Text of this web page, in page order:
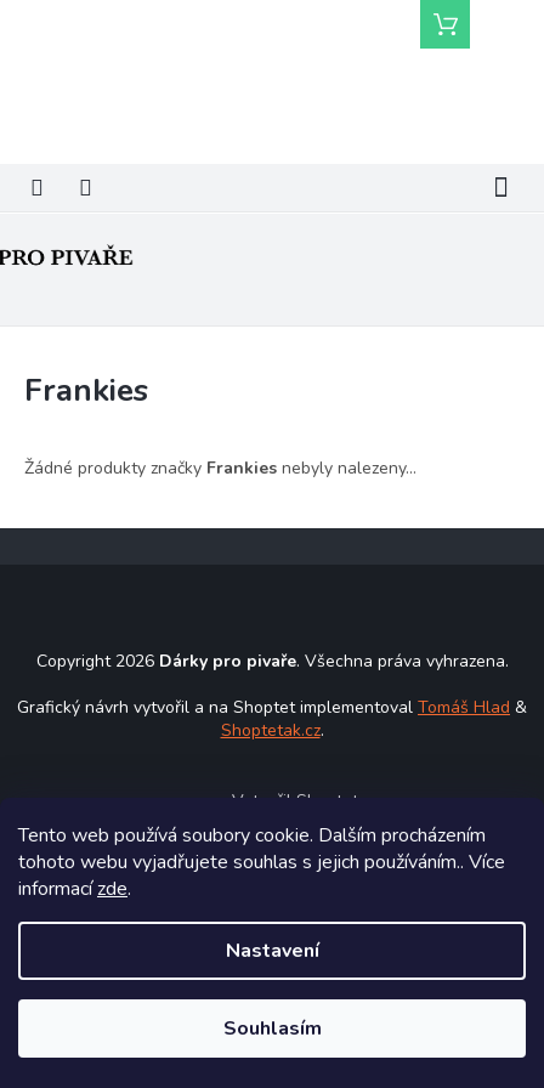
Tento web používá soubory cookie. Dalším procházením
tohoto webu vyjadřujete souhlas s jejich používáním.. Více
informacízde.
Nastavení
Souhlasím
Nákupní
košík
Frankies
Žádné produkty značky Frankies nebyly nalezeny...
Copyright 2026 Dárky pro pivaře. Všechna práva vyhrazena.
Grafický návrh vytvořil a na Shoptet implementoval Tomáš Hlad &
Shoptetak.cz.
Vytvořil Shoptet